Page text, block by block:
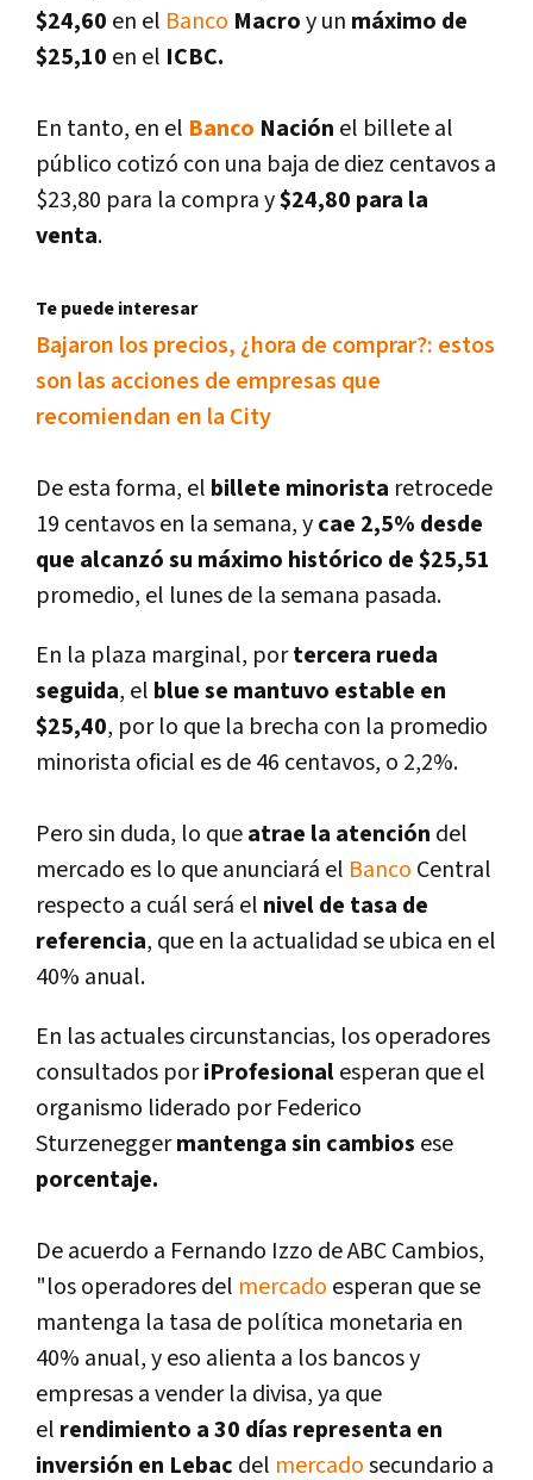
$24,60 en el Banco Macroy un máximo de
$25,10 en el ICBC.
En tanto, en el Banco Nación el billete al
público cotizó con una baja de diez centavos a
$23,80 para la compra y$24,80 para la
venta.
Te puede interesar
Bajaron los precios, ¿hora de comprar?: estos
son las acciones de empresas que
recomiendan en la City
De esta forma, el billete minorista retrocede
19 centavos en la semana, ycae 2,5% desde
que alcanzó su máximo histórico de $25,51
promedio, el lunes de la semana pasada.
En la plaza marginal, portercera rueda
seguida, el blue se mantuvo estable en
$25,40, por lo que la brecha con la promedio
minorista oficial es de 46 centavos, o 2,2%.
Pero sin duda, lo queatrae la atención del
mercado es lo que anunciará el Banco Central
respecto a cuál será el nivel de tasa de
referencia, que en la actualidad se ubica en el
40% anual.
En las actuales circunstancias, los operadores
consultados poriProfesionalesperan que el
organismo liderado por Federico
Sturzeneggermantenga sin cambios ese
porcentaje.
De acuerdo a Fernando Izzo de ABC Cambios,
"los operadores del mercado esperan que se
mantenga la tasa de polí­tica monetaria en
40% anual, y eso alienta a los bancos y
empresas a vender la divisa, ya que
el rendimiento a 30 dí­as representa en
inversión en Lebac del mercadosecundario a